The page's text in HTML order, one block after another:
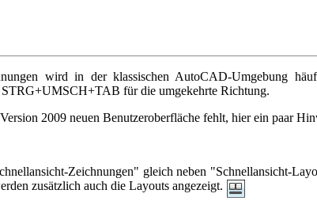
wird in der klassischen AutoCAD-Umgebung
für die umgekehrte Richtung.
2009 neuen Benutzeroberfläche fehlt, hier ein paar
Zeichnungen" gleich neben "Schnellansicht-
zusätzlich auch die Layouts angezeigt.